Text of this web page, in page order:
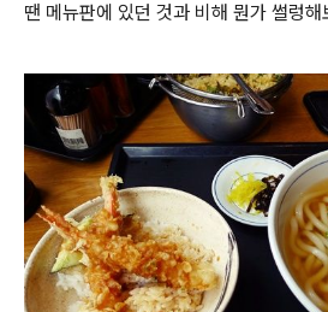
땐 메뉴판에 있던 것과 비해 뭔가 썰렁해